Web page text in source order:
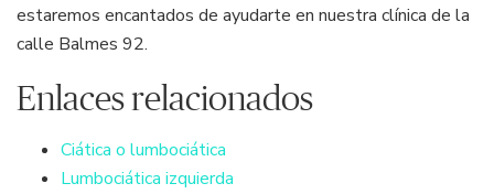
estaremos encantados de ayudarte en nuestra clínica de la
calle Balmes 92.
Enlaces relacionados
Ciática o lumbociática
Lumbociática izquierda